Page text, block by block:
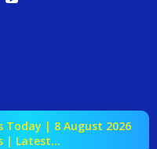
Today | 8 August 2026
| Latest...